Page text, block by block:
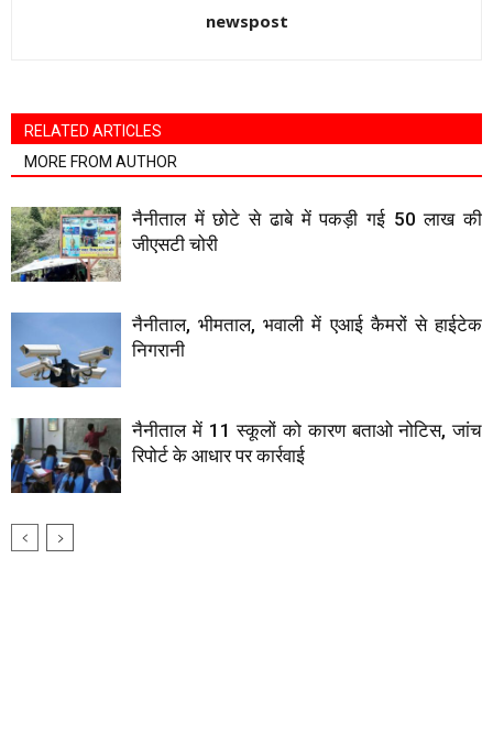
newspost
RELATED ARTICLES
MORE FROM AUTHOR
नैनीताल में छोटे से ढाबे में पकड़ी गई 50 लाख की
जीएसटी चोरी
नैनीताल, भीमताल, भवाली में एआई कैमरों से हाईटेक
निगरानी
नैनीताल में 11 स्कूलों को कारण बताओ नोटिस, जांच
रिपोर्ट के आधार पर कार्रवाई